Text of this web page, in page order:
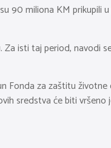
90 miliona KM prikupili
isti taj period, navodi
Fonda za zaštitu
sredstva će biti